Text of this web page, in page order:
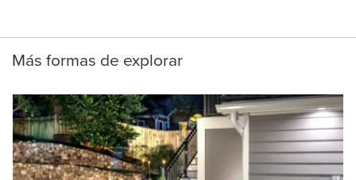
Más formas de explorar